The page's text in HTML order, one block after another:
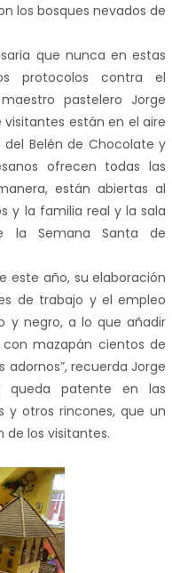
los bosques nevados de
que nunca en estas
protocolos contra el
pastelero Jorge
visitantes están en el aire
del Belén de Chocolate y
ofrecen todas las
están abiertas al
y la familia real y la sala
la Semana Santa de
este año, su elaboración
de trabajo y el empleo
y negro, a lo que añadir
mazapán cientos de
recuerda Jorge
queda patente en las
y otros rincones, que un
los visitantes.